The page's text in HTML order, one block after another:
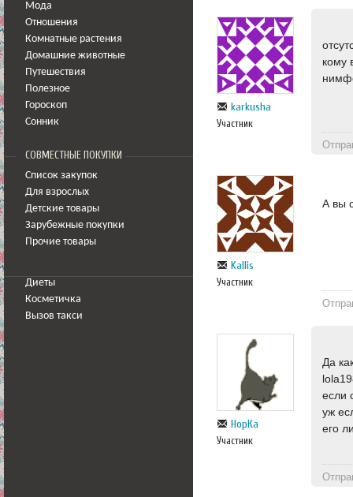
Мода
Отношения
Комнатные растения
Домашние животные
Путешествия
Полезное
Гороскоп
Сонник
СОВМЕСТНЫЕ ПОКУПКИ
Список закупок
Для взрослых
Детские товары
Зарубежные покупки
Прочие товары
Диеты
Косметичка
Вызов такси
karkusha
Участник
кому
Kallis
Участник
А вы
НорКа
Участник
Да
если
уж
его